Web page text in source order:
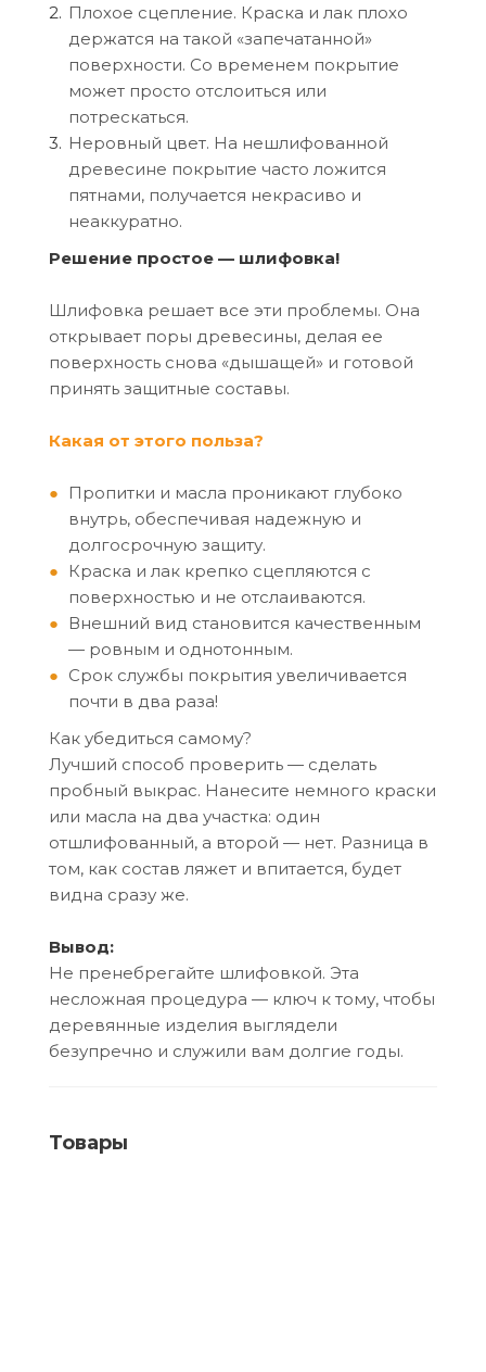
Плохое сцепление. Краска и лак плохо
держатся на такой «запечатанной»
поверхности. Со временем покрытие
может просто отслоиться или
потрескаться.
Неровный цвет. На нешлифованной
древесине покрытие часто ложится
пятнами, получается некрасиво и
неаккуратно.
Решение простое — шлифовка!
Шлифовка решает все эти проблемы. Она
открывает поры древесины, делая ее
поверхность снова «дышащей» и готовой
принять защитные составы.
Какая от этого польза?
Пропитки и масла проникают глубоко
внутрь, обеспечивая надежную и
долгосрочную защиту.
Краска и лак крепко сцепляются с
поверхностью и не отслаиваются.
Внешний вид становится качественным
— ровным и однотонным.
Срок службы покрытия увеличивается
почти в два раза!
Как убедиться самому?
Лучший способ проверить — сделать
пробный выкрас. Нанесите немного краски
или масла на два участка: один
отшлифованный, а второй — нет. Разница в
том, как состав ляжет и впитается, будет
видна сразу же.
Вывод:
Не пренебрегайте шлифовкой. Эта
несложная процедура — ключ к тому, чтобы
деревянные изделия выглядели
безупречно и служили вам долгие годы.
Товары